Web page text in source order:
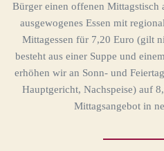
Bürger einen offenen Mittagstisch
ausgewogenes Essen mit
Mittagessen für 7,20 Euro (gilt
besteht aus einer Suppe und
erhöhen wir an Sonn- und
Hauptgericht, Nachspeise) auf
Mittagsangebot in